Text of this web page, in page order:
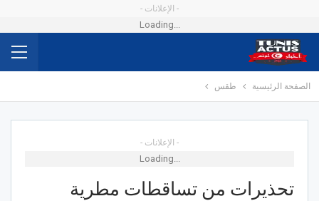
- الإعلانات -
Loading...
الصفحة الرئيسية طقس
- الإعلانات -
Loading...
تحذيرات من تساقطات مطرية